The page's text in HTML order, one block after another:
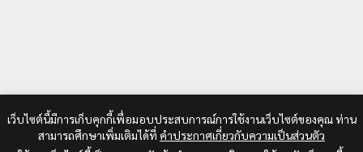
เว็บไซต์นี้มีการเก็บคุกกี้เพื่อมอบประสบการณ์การใช้งานเว็บไซต์ของคุณ ท่าน
สามารถศึกษาเพิ่มเติมได้ที่ คำประกาศเกี่ยวกับความเป็นส่วนตัว